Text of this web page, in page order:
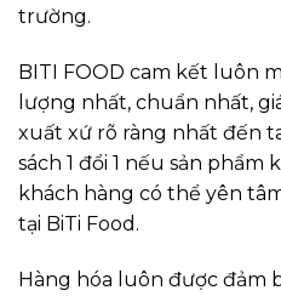
trường.
BITI FOOD cam kết luôn
lượng nhất, chuẩn nhất,
xuất xứ rõ ràng nhất đến
sách 1 đổi 1 nếu sản
khách hàng có thể yên
tại BiTi Food.
Hàng hóa luôn được đảm